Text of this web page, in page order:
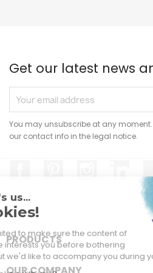
Get our latest news
You may unsubscribe at any
our contact info in the legal notice.
PRODUCTS
OUR COMPANY
Hi, it's us...
Cookies!
We waited to make sure the content
this site interests you before
you, but we'd like to accompany